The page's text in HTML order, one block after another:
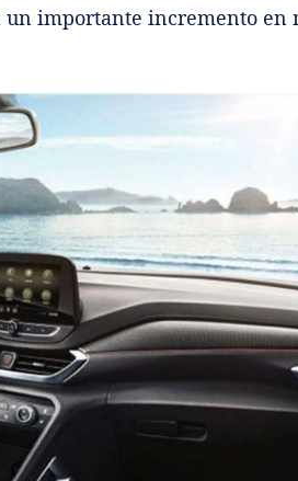
importante incremento en